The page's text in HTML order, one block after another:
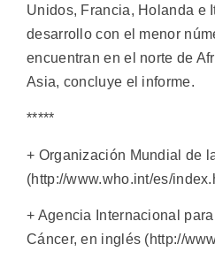
Unidos, Francia, Holanda e
desarrollo con el menor
encuentran en el norte de
Asia, concluye el informe.
*****
+ Organización Mundial de
(http://www.who.int/es/
+ Agencia Internacional
Cáncer, en inglés (http://